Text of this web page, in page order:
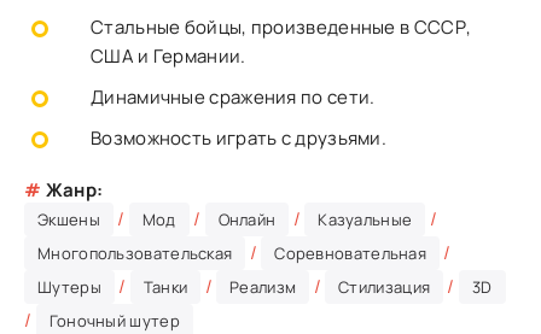
Стальные бойцы, произведенные в СССР,
США и Германии.
Динамичные сражения по сети.
Возможность играть с друзьями.
# Жанр:
Экшены / Мод / Онлайн / Казуальные /
Многопользовательская / Соревновательная /
Шутеры / Танки / Реализм / Стилизация / 3D
/ Гоночный шутер